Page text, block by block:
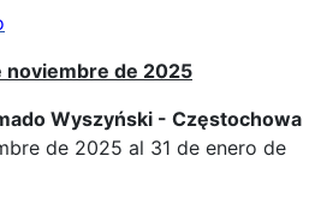
noviembre de 2025
Wyszyński - Częstochowa
de 2025 al 31 de enero de